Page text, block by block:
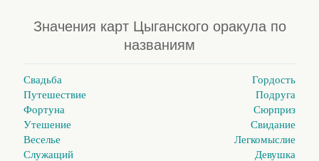
Значения карт Цыганского оракула по
названиям
Свадьба
Гордость
Путешествие
Подруга
Фортуна
Сюрприз
Утешение
Свидание
Веселье
Легкомыслие
Служащий
Девушка